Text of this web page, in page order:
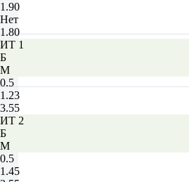
1.90
Нет
1.80
ИТ 1
Б
М
0.5
1.23
3.55
ИТ 2
Б
М
0.5
1.45